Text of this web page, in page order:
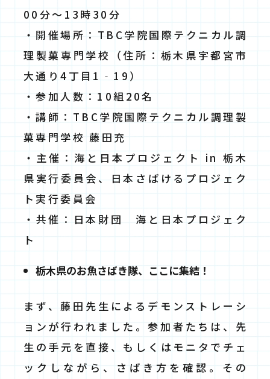
00分～13時30分
・開催場所：TBC学院国際テクニカル調
理製菓専門学校（住所：栃木県宇都宮市
大通り4丁目1‐19）
・参加人数：10組20名
・講師：TBC学院国際テクニカル調理製
菓専門学校 藤田充
・主催：海と⽇本プロジェクト in 栃木
県実⾏委員会、⽇本さばけるプロジェク
ト実⾏委員会
・共催：⽇本財団 海と⽇本プロジェク
ト
栃木県のお魚さばき隊、ここに集結！
まず、藤田先生によるデモンストレーシ
ョンが行われました。参加者たちは、先
生の手元を直接、もしくはモニタでチェ
ックしながら、さばき方を確認。その